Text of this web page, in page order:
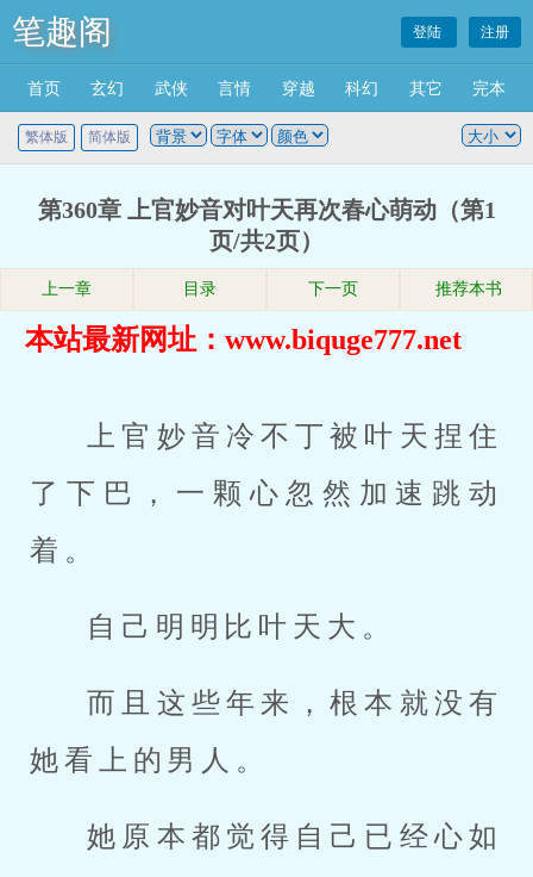
笔趣阁 登陆 注册
首页 玄幻 武侠 言情 穿越 科幻 其它 完本
繁体版 简体版
第360章 上官妙音对叶天再次春心萌动（第1
页/共2页）
上一章 目录 下一页 推荐本书
本站最新网址：www.biquge777.net
上官妙音冷不丁被叶天捏住
了下巴，一颗心忽然加速跳动
着。
自己明明比叶天大。
而且这些年来，根本就没有
她看上的男人。
她原本都觉得自己已经心如